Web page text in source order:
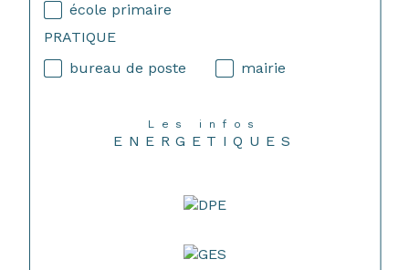
école primaire
PRATIQUE
bureau de poste
mairie
Les infos
ENERGETIQUES